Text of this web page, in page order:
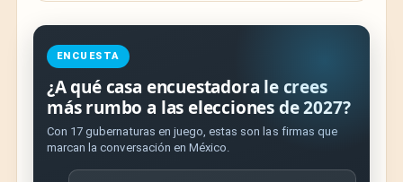
ENCUESTA
¿A qué casa encuestadora le crees
más rumbo a las elecciones de 2027?
Con 17 gubernaturas en juego, estas son las firmas que
marcan la conversación en México.